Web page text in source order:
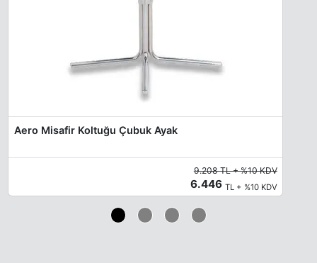
Aero Misafir Koltuğu Çubuk Ayak
9.208 TL + %10 KDV
6.446 TL + %10 KDV